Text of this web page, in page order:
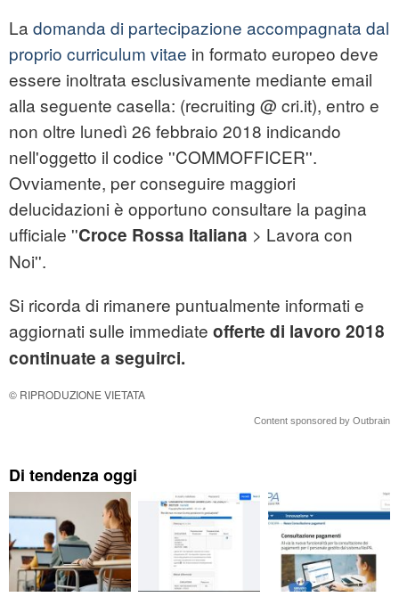
La domanda di partecipazione accompagnata dal
proprio curriculum vitae in formato europeo deve
essere inoltrata esclusivamente mediante email
alla seguente casella: (recruiting @ cri.it), entro e
non oltre lunedì 26 febbraio 2018 indicando
nell'oggetto il codice ''COMMOFFICER''.
Ovviamente, per conseguire maggiori
delucidazioni è opportuno consultare la pagina
ufficiale ''Croce Rossa Italiana > Lavora con
Noi''.
Si ricorda di rimanere puntualmente informati e
aggiornati sulle immediate offerte di lavoro 2018
continuate a seguirci.
© RIPRODUZIONE VIETATA
Content sponsored by Outbrain
Di tendenza oggi